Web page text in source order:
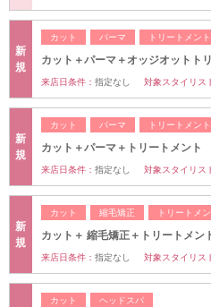
新
規
カット パーマ トリートメント
カット＋パーマ＋オッジオット
来店日条件： 指定なし 対象スタイリス
新
規
カット パーマ トリートメント
カット＋パーマ＋トリートメン
来店日条件： 指定なし 対象スタイリス
新
規
カット 縮毛矯正 トリートメ
カット＋ 縮毛矯正＋トリートメ
来店日条件： 指定なし 対象スタイリス
カット ヘッドスパ